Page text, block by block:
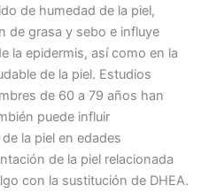
de humedad de la piel,
de grasa y sebo e influye
la epidermis, así como en la
de la piel. Estudios
de 60 a 79 años han
puede influir
la piel en edades
de la piel relacionada
con la sustitución de DHEA.